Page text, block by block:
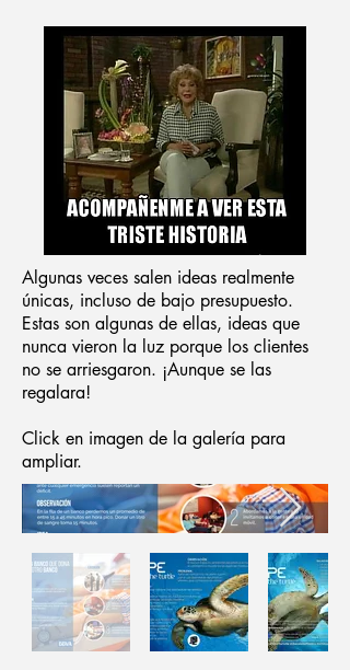
Algunas veces salen ideas realmente
únicas, incluso de bajo presupuesto.
Estas son algunas de ellas, ideas que
nunca vieron la luz porque los clientes
no se arriesgaron. ¡Aunque se las
regalara!
Click en imagen de la galería para
ampliar.